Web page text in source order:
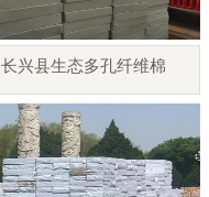
长兴县生态多孔纤维棉